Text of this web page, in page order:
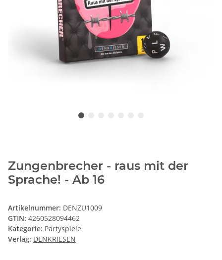
Zungenbrecher - raus mit der
Sprache! - Ab 16
Artikelnummer: DENZU1009
GTIN: 4260528094462
Kategorie: Partyspiele
Verlag: DENKRIESEN